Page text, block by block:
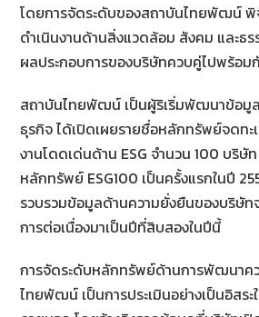
โดยการจัดระดับของสถาบันไทยพัฒน์
ดำเนินงานด้านสิ่งแวดล้อม สังคม และธร
ผลประกอบการของบริษัทควบคู่ไปพร้อม
สถาบันไทยพัฒน์ เป็นผู้ริเริ่มพัฒนาข้อมู
ธุรกิจ ได้เปิดเผยรายชื่อหลักทรัพย์จดทะ
งานโดดเด่นด้าน ESG จำนวน 100 บริษั
หลักทรัพย์ ESG100 เป็นครั้งแรกในปี
รวบรวมข้อมูลด้านความยั่งยืนของบริษัท
การต่อเนื่องมาเป็นปีที่สิบสองในปีนี้
การจัดระดับหลักทรัพย์ด้านการพัฒนาค
ไทยพัฒน์ เป็นการประเมินอย่างเป็นอิสระ